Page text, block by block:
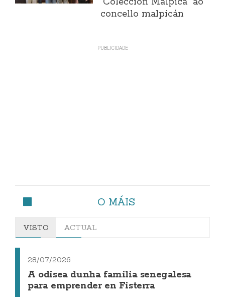
concello malpicán
O MÁIS
VISTO ACTUAL
28/07/2026
A odisea dunha familia senegalesa
para emprender en Fisterra